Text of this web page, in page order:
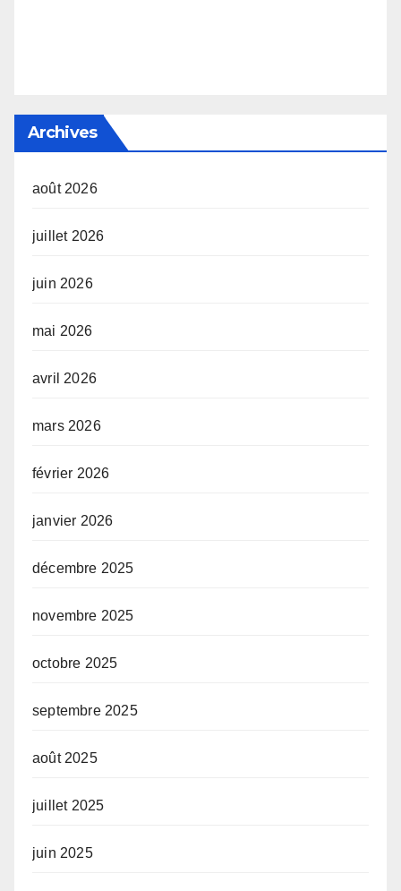
Archives
août 2026
juillet 2026
juin 2026
mai 2026
avril 2026
mars 2026
février 2026
janvier 2026
décembre 2025
novembre 2025
octobre 2025
septembre 2025
août 2025
juillet 2025
juin 2025